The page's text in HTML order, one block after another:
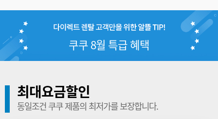
쿠쿠 8월 특급 혜택
최대요금할인
동일조건 쿠쿠 제품의 최저가를 보장합니다.